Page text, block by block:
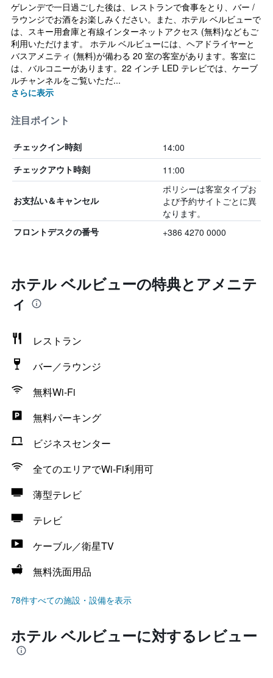
ゲレンデで一日過ごした後は、レストランで食事をとり、バー /
ラウンジでお酒をお楽しみください。また、ホテル ベルビューで
は、スキー用倉庫と有線インターネットアクセス (無料)などもご
利用いただけます。 ホテル ベルビューには、ヘアドライヤーと
バスアメニティ (無料)が備わる 20 室の客室があります。客室に
は、バルコニーがあります。22 インチ LED テレビでは、ケーブ
ルチャンネルをご覧いただ...
さらに表示
注目ポイント
チェックイン時刻 14:00
チェックアウト時刻 11:00
お支払い＆キャンセル
ポリシーは客室タイプお
よび予約サイトごとに異
なります。
フロントデスクの番号 +386 4270 0000
ホテル ベルビューの特典とアメニテ
ィ
レストラン
バー／ラウンジ
無料Wi-Fi
無料パーキング
ビジネスセンター
全てのエリアでWi-Fi利用可
薄型テレビ
テレビ
ケーブル／衛星TV
無料洗面用品
78件すべての施設・設備を表示
ホテル ベルビューに対するレビュー